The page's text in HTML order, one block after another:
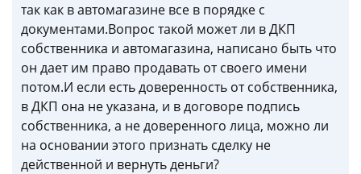
так как в автомагазине все в порядке с
документами.Вопрос такой может ли в ДКП
собственника и автомагазина, написано быть что
он дает им право продавать от своего имени
потом.И если есть доверенность от собственника,
в ДКП она не указана, и в договоре подпись
собственника, а не доверенного лица, можно ли
на основании этого признать сделку не
действенной и вернуть деньги?